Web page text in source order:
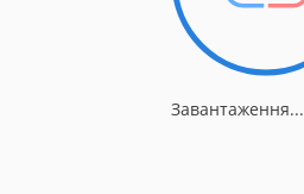
Завантаження...